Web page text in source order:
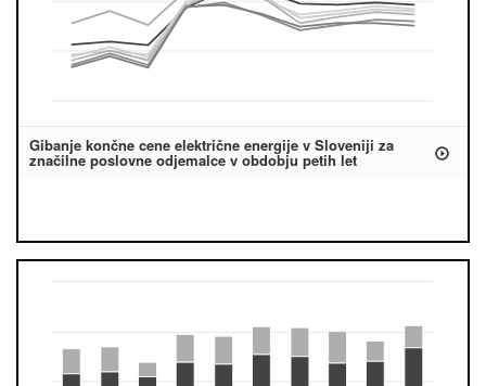
Gibanje končne cene električne energije v Sloveniji za
značilne poslovne odjemalce v obdobju petih let